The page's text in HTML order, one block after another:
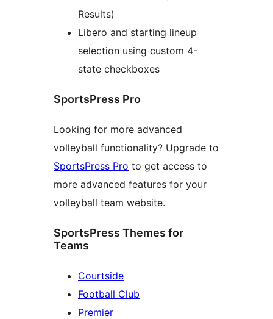
Results)
Libero and starting lineup
selection using custom 4-
state checkboxes
SportsPress Pro
Looking for more advanced
volleyball functionality? Upgrade to
SportsPress Pro to get access to
more advanced features for your
volleyball team website.
SportsPress Themes for
Teams
Courtside
Football Club
Premier